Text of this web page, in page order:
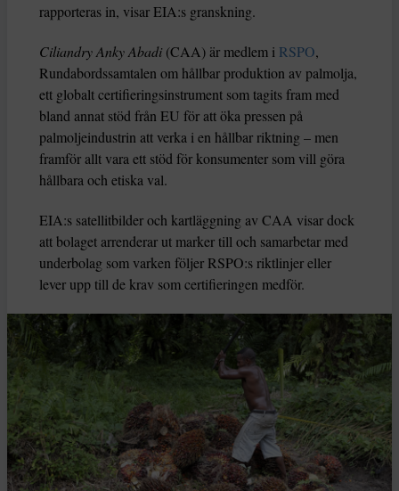
rapporteras in, visar EIA:s granskning.
Ciliandry Anky Abadi (CAA) är medlem i RSPO,
Rundabordssamtalen om hållbar produktion av palmolja,
ett globalt certifieringsinstrument som tagits fram med
bland annat stöd från EU för att öka pressen på
palmoljeindustrin att verka i en hållbar riktning – men
framför allt vara ett stöd för konsumenter som vill göra
hållbara och etiska val.
EIA:s satellitbilder och kartläggning av CAA visar dock
att bolaget arrenderar ut marker till och samarbetar med
underbolag som varken följer RSPO:s riktlinjer eller
lever upp till de krav som certifieringen medför.